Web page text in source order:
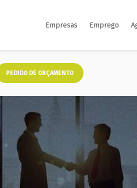
Empresas Emprego
PEDIDO DE ORÇAMENTO